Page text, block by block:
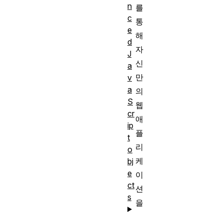
를
통
해
자
신
만
의
웹
애
플
리
케
이
션
을
n
c
e
d
J
a
v
a
S
cr
ip
t
o
bj
e
ct
s